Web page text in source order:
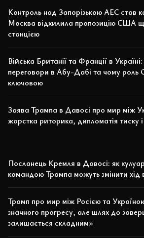
Контроль над Запорізькою АЕС став
Москва відхилила пропозицію США
станцією
Війська Британії та Франції в
переговори в Абу-Дабі та чому
ключовою
Заява Трампа в Давосі про мир між
жорстка риторика, дипломатія тиску і
Посланець Кремля в Давосі: як
командою Трампа можуть змінити хід
Трамп про мир між Росією та
значного прогресу, але шлях до
залишається складним»